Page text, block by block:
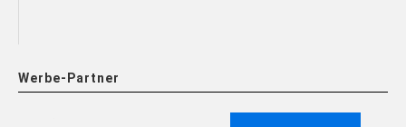
Werbe-Partner